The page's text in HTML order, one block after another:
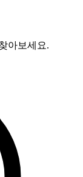
아보세요.